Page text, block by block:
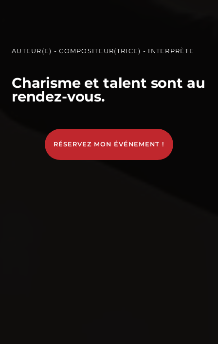
AUTEUR(E) - COMPOSITEUR(TRICE) - INTERPRÈTE
Charisme et talent sont au
rendez-vous.
RÉSERVEZ MON ÉVÉNEMENT !